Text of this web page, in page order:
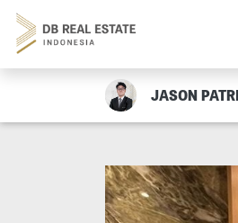
JASON